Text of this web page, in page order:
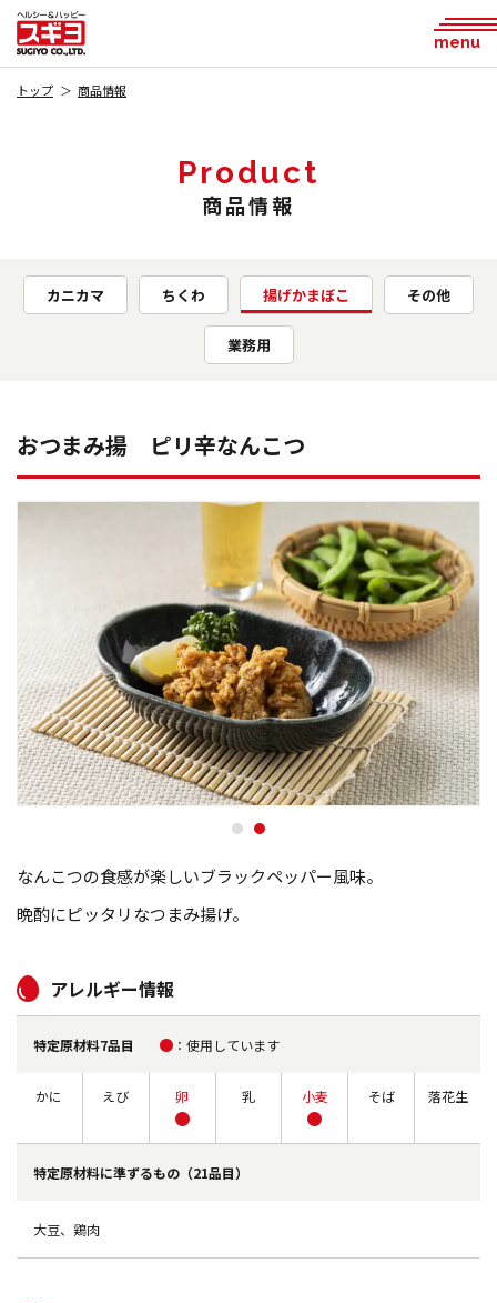
menu
トップ 商品情報
Product
商品情報
カニカマ ちくわ 揚げかまぼこ その他
業務用
おつまみ揚 ピリ辛なんこつ
なんこつの食感が楽しいブラックペッパー風味。
晩酌にピッタリなつまみ揚げ。
アレルギー情報
特定原材料7品目 使用しています
かに えび 卵 乳 小麦 そば 落花生
特定原材料に準ずるもの（21品目）
大豆、鶏肉